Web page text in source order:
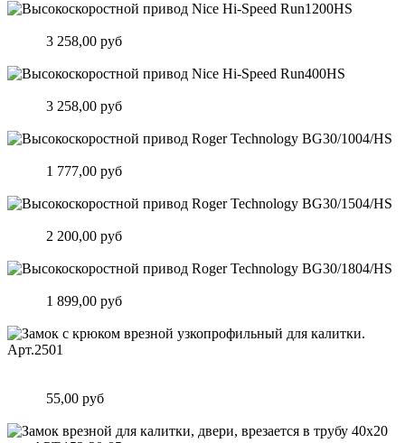
3 258,00 руб
3 258,00 руб
1 777,00 руб
2 200,00 руб
1 899,00 руб
55,00 руб